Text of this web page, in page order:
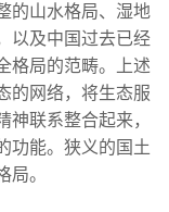
的山水格局、湿地
以及中国过去已经
格局的范畴。上述
的网络，将生态服
联系整合起来，
功能。狭义的国土
局。